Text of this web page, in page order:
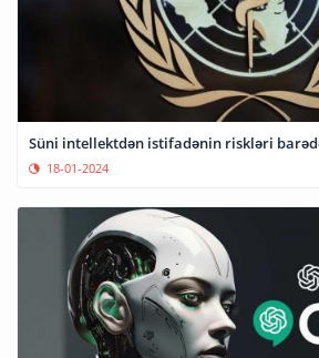
Süni intellektdən istifadənin riskləri
18-01-2024